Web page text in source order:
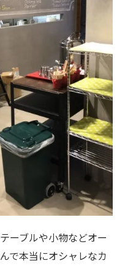
ーブルや小物などオー
で本当にオシャレなカ